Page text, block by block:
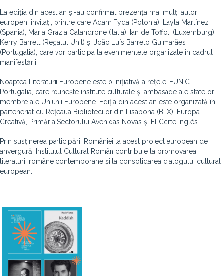
La ediția din acest an și-au confirmat prezența mai mulți autori
europeni invitați, printre care Adam Fyda (Polonia), Layla Martínez
(Spania), Maria Grazia Calandrone (Italia), Ian de Toffoli (Luxemburg),
Kerry Barrett (Regatul Unit) și João Luís Barreto Guimarães
(Portugalia), care vor participa la evenimentele organizate în cadrul
manifestării.
Noaptea Literaturii Europene este o inițiativă a rețelei EUNIC
Portugalia, care reunește institute culturale și ambasade ale statelor
membre ale Uniunii Europene. Ediția din acest an este organizată în
parteneriat cu Rețeaua Bibliotecilor din Lisabona (BLX), Europa
Creativă, Primăria Sectorului Avenidas Novas și El Corte Inglés.
Prin susținerea participării României la acest proiect european de
anvergură, Institutul Cultural Român contribuie la promovarea
literaturii române contemporane și la consolidarea dialogului cultural
european.